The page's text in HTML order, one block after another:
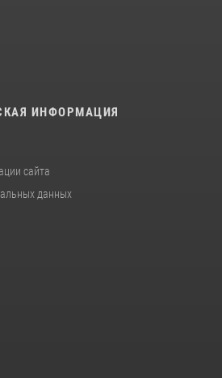
ИНФОРМАЦИЯ
сайта
данных